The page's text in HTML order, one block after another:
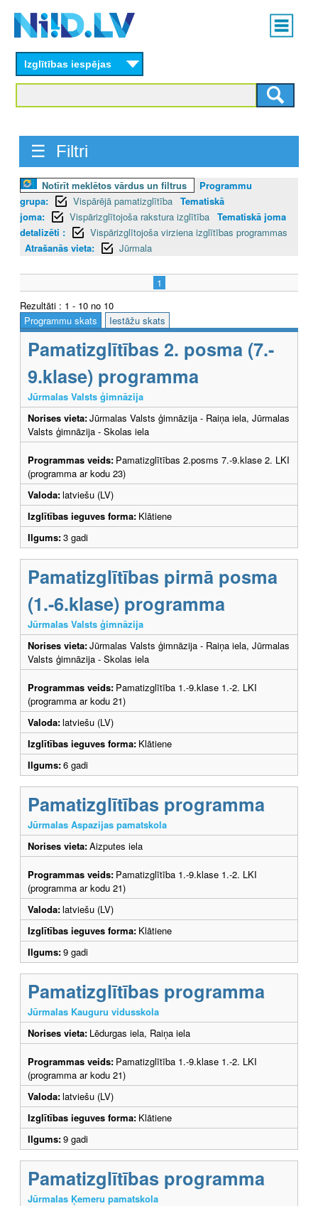
content
Main
menu
Izglītības iespējas
☰ Filtri
Notīrīt meklētos vārdus un filtrus
Programmu
grupa:
Vispārējā pamatizglītība Tematiskā
joma:
Vispārizglītojoša rakstura izglītība Tematiskā joma
detalizēti :
Vispārizglītojoša virziena izglītības programmas
Atrašanās vieta:
Jūrmala
1
Rezultāti : 1 - 10 no 10
Programmu skats
Iestāžu skats
Pamatizglītības 2. posma (7.-
9.klase) programma
Jūrmalas Valsts ģimnāzija
Norises vieta:Jūrmalas Valsts ģimnāzija - Raiņa iela, Jūrmalas
Valsts ģimnāzija - Skolas iela
Programmas veids: Pamatizglītības 2.posms 7.-9.klase 2. LKI
(programma ar kodu 23)
Valoda:latviešu (LV)
Izglītības ieguves forma: Klātiene
Ilgums:3 gadi
Pamatizglītības pirmā posma
(1.-6.klase) programma
Jūrmalas Valsts ģimnāzija
Norises vieta:Jūrmalas Valsts ģimnāzija - Raiņa iela, Jūrmalas
Valsts ģimnāzija - Skolas iela
Programmas veids: Pamatizglītība 1.-9.klase 1.-2. LKI
(programma ar kodu 21)
Valoda:latviešu (LV)
Izglītības ieguves forma: Klātiene
Ilgums:6 gadi
Pamatizglītības programma
Jūrmalas Aspazijas pamatskola
Norises vieta:Aizputes iela
Programmas veids: Pamatizglītība 1.-9.klase 1.-2. LKI
(programma ar kodu 21)
Valoda:latviešu (LV)
Izglītības ieguves forma: Klātiene
Ilgums:9 gadi
Pamatizglītības programma
Jūrmalas Kauguru vidusskola
Norises vieta: Lēdurgas iela, Raiņa iela
Programmas veids: Pamatizglītība 1.-9.klase 1.-2. LKI
(programma ar kodu 21)
Valoda:latviešu (LV)
Izglītības ieguves forma: Klātiene
Ilgums:9 gadi
Pamatizglītības programma
Jūrmalas Ķemeru pamatskola